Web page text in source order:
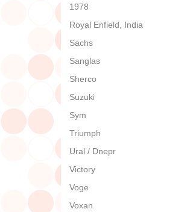
1978
Royal Enfield, India
Sachs
Sanglas
Sherco
Suzuki
Sym
Triumph
Ural / Dnepr
Victory
Voge
Voxan